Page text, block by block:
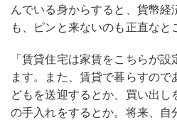
んでいる身からすると、貨幣経
も、ピンと来ないのも正直なと
「賃貸住宅は家賃をこちらが
ます。また、賃貸で暮らすの
どもを送迎するとか、買い出し
の手入れをするとか。将来、自